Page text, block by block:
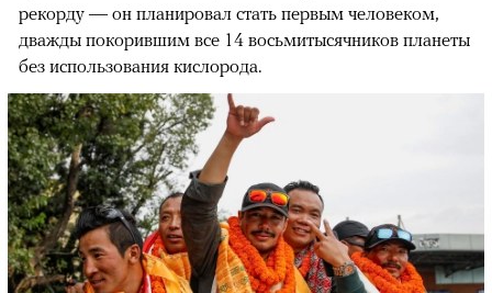
рекорду — он планировал стать первым человеком,
дважды покорившим все 14 восьмитысячников планеты
без использования кислорода.